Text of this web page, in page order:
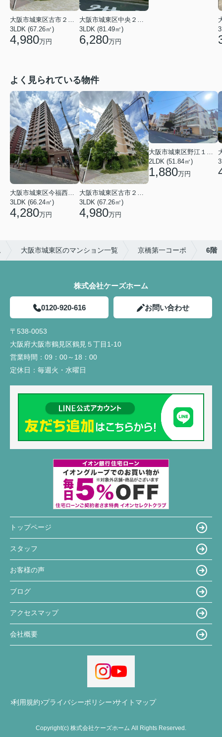
大阪市城東区古市２丁目
3LDK (67.26㎡)
4,980万円
3LDK (81.49㎡)
6,280万円
よく見られている物件
3LDK (66.24㎡)
4,280万円
大阪市城東区古市２丁目
3LDK (67.26㎡)
4,980万円
大阪市城東区野江１丁目
2LDK (51.84㎡)
1,880万円
大阪市城東区のマンション一覧 京橋第一コーポ 6階
株式会社ケーズホーム
0120-920-616 お問い合わせ
〒538-0053
大阪府大阪市鶴見区鶴見５丁目1-10
営業時間： 09：00～18：00
定休日： 毎週火・水曜日
トップページ
スタッフ
お客様の声
ブログ
アクセスマップ
会社概要
利用規約 プライバシーポリシー サイトマップ
Copyright(c) 株式会社ケーズホーム All Rights Reserved.